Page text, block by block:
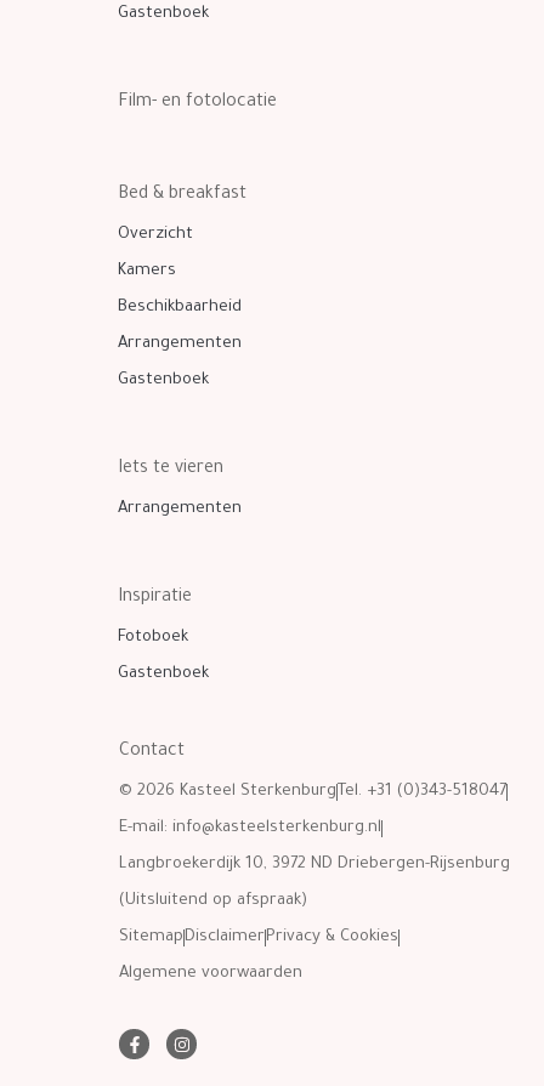
Gastenboek
Film- en fotolocatie
Bed & breakfast
Overzicht
Kamers
Beschikbaarheid
Arrangementen
Gastenboek
Iets te vieren
Arrangementen
Inspiratie
Fotoboek
Gastenboek
Contact
© 2026 Kasteel Sterkenburg Tel. +31 (0)343-518047
E-mail: info@kasteelsterkenburg.nl
Langbroekerdijk 10, 3972 ND Driebergen-Rijsenburg
(Uitsluitend op afspraak)
Sitemap Disclaimer Privacy & Cookies
Algemene voorwaarden
F
a
I
n